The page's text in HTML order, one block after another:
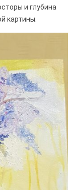
и глубина
картины.